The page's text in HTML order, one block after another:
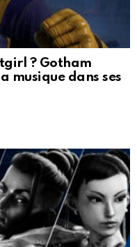
? Gotham
musique dans ses